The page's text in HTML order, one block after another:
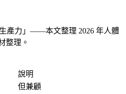
產力 」——本文整理 2026 年人體
整理。
說明
但兼顧